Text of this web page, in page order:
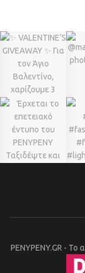
PENYPENY.GR - Το